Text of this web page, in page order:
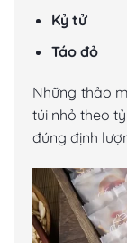
Kỷ tử
Táo đỏ
Những thảo
túi nhỏ theo
đúng định